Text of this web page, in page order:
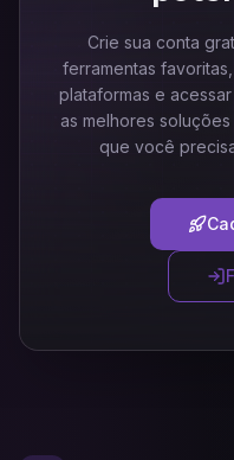
Crie sua conta
ferramentas
plataformas e
as melhores
que você